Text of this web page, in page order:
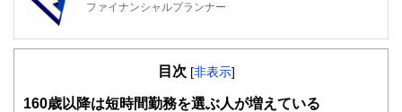
ファイナンシャルプランナー
FinancialField編集部は、金融、経済に関する記事を、日々
知識がない方でも理解できるようわかりやすく発信していま
目次 [非表示]
1 60歳以降は短時間勤務を選ぶ人が増えている